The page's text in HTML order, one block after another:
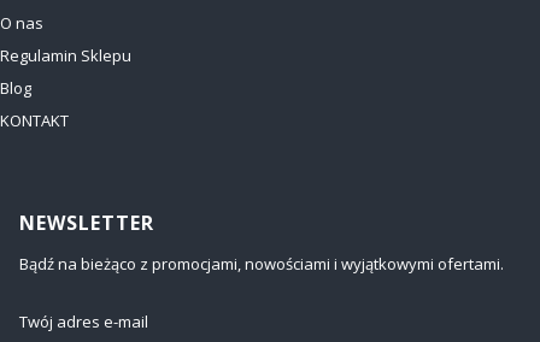
O nas
Regulamin Sklepu
Blog
KONTAKT
NEWSLETTER
Bądź na bieżąco z promocjami, nowościami i wyjątkowymi ofertami.
Twój adres e-mail